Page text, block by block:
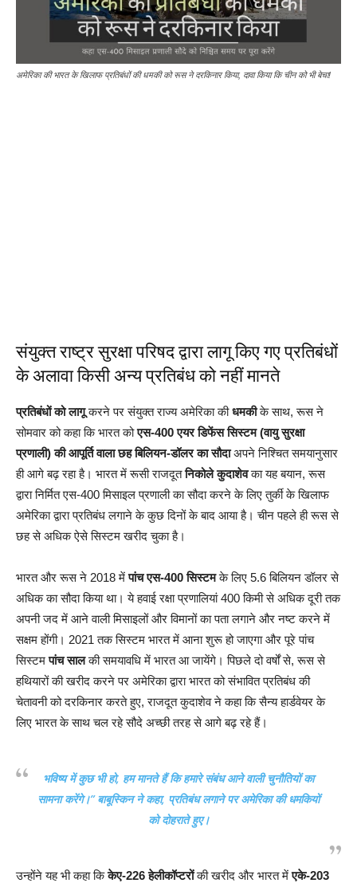
अमेरिका की भारत के खिलाफ प्रतिबंधों की धमकी को रूस ने दरकिनार किया, दावा किया कि चीन को भी बेचा!
संयुक्त राष्ट्र सुरक्षा परिषद द्वारा लागू किए गए प्रतिबंधों
के अलावा किसी अन्य प्रतिबंध को नहीं मानते
प्रतिबंधों को लागूकरने पर संयुक्त राज्य अमेरिका कीधमकीके साथ, रूस ने
सोमवार को कहा कि भारत कोएस-400 एयर डिफेंस सिस्टम (वायु सुरक्षा
प्रणाली) की आपूर्ति वाला छह बिलियन-डॉलर का सौदाअपने निश्चित समयानुसार
ही आगे बढ़ रहा है। भारत में रूसी राजदूतनिकोले कुदाशेवका यह बयान, रूस
द्वारा निर्मित एस-400 मिसाइल प्रणाली का सौदा करने के लिए तुर्की के खिलाफ
अमेरिका द्वारा प्रतिबंध लगाने के कुछ दिनों के बाद आया है। चीन पहले ही रूस से
छह से अधिक ऐसे सिस्टम खरीद चुका है।
भारत और रूस ने 2018 मेंपांच एस-400 सिस्टमके लिए 5.6 बिलियन डॉलर से
अधिक का सौदा किया था। ये हवाई रक्षा प्रणालियां 400 किमी से अधिक दूरी तक
अपनी जद में आने वाली मिसाइलों और विमानों का पता लगाने और नष्ट करने में
सक्षम होंगी। 2021 तक सिस्टम भारत में आना शुरू हो जाएगा और पूरे पांच
सिस्टमपांच सालकी समयावधि में भारत आ जायेंगे। पिछले दो वर्षों से, रूस से
हथियारों की खरीद करने पर अमेरिका द्वारा भारत को संभावित प्रतिबंध की
चेतावनी को दरकिनार करते हुए, राजदूत कुदाशेव ने कहा कि सैन्य हार्डवेयर के
लिए भारत के साथ चल रहे सौदे अच्छी तरह से आगे बढ़ रहे हैं।
भविष्य में कुछ भी हो, हम मानते हैं कि हमारे संबंध आने वाली चुनौतियों का
सामना करेंगे।” बाबूस्किन ने कहा, प्रतिबंध लगाने पर अमेरिका की धमकियों
को दोहराते हुए।
उन्होंने यह भी कहा किकेए-226 हेलीकॉप्टरोंकी खरीद और भारत मेंएके-203